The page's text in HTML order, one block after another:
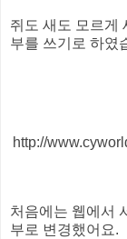
쥐도 새도 모르게
부를 쓰기로 하였
http://
처음에는 웹에서
부로 변경했어요.